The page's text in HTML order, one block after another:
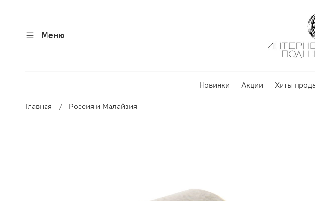
Меню
Новинки Акции Хиты
Главная Россия и Малайзия